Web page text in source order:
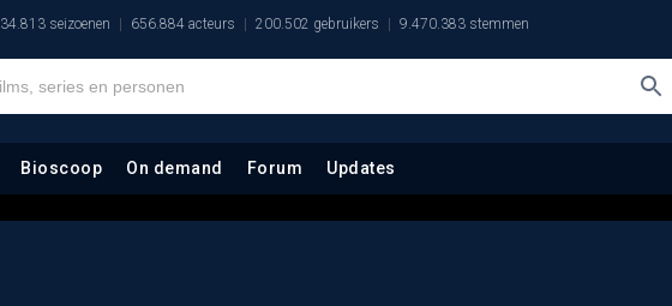
34.813 seizoenen 656.884 acteurs 200.502 gebruikers 9.470.383 stemmen
Bioscoop On demand Forum Updates